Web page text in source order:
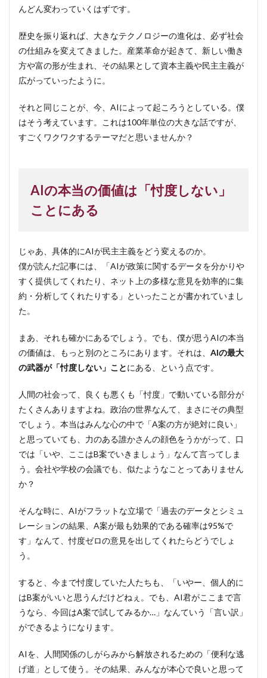
んどん変わっていくはずです。
歴史を振り返れば、大きなテクノロジーの進化は、必ず社会
の仕組みを変えてきました。産業革命が起きて、新しい働き
方や富の形が生まれ、その結果として資本主義や民主主義が
広がっていったように。
それと同じことが、今、AIによって起ころうとしている。僕
はそう考えています。これは100年単位の大きな話ですが、
すごくワクワクするテーマだと思いませんか？
AIの本当の価値は「忖度しない」
ことにある
じゃあ、具体的にAIが民主主義をどう変えるのか。
僕が読んだ記事には、「AIが政策に関するデータを分かりや
すく提供してくれたり、ネット上の多様な意見を効率的に集
約・分析してくれたりする」といったことが書かれていまし
た。
まあ、それも確かにあるでしょう。でも、僕が思うAIの本当
の価値は、もっと別のところにあります。それは、 AIの最大
の武器が「忖度しない」ことにある、という点です。
人間の社会って、良くも悪くも「忖度」で動いている部分が
たくさんありますよね。政治の世界なんて、まさにその典型
でしょう。本当はみんな心の中で「A案の方が絶対に良い」
と思っていても、力のある誰かさんの顔色をうかがって、口
では「いや、ここはB案でいきましょう」なんて言ってしま
う。会社や学校の会議でも、似たようなことってありません
か？
そんな時に、AIがフラットな立場で「過去のデータとシミュ
レーションの結果、A案が最も効果的である確率は95%で
す」なんて、忖度ゼロの意見を出してくれたらどうでしょ
う。
すると、今まで忖度していた人たちも、「いやー、個人的に
はB案がいいと思うんだけどねぇ。でも、AI君がここまで言
うなら、今回はA案で試してみるか…」なんていう「言い訳」
ができるようになります。
AIを、人間関係のしがらみから解放されるための「便利な逃
げ道」として使う。その結果、みんなが本心で良いと思って